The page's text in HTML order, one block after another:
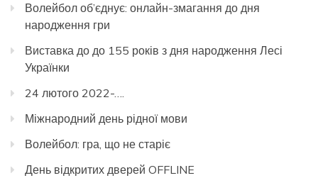
Волейбол об’єднує: онлайн-змагання до дня
народження гри
Виставка до до 155 років з дня народження Лесі
Українки
24 лютого 2022-….
Міжнародний день рідної мови
Волейбол: гра, що не старіє
День відкритих дверей OFFLINE